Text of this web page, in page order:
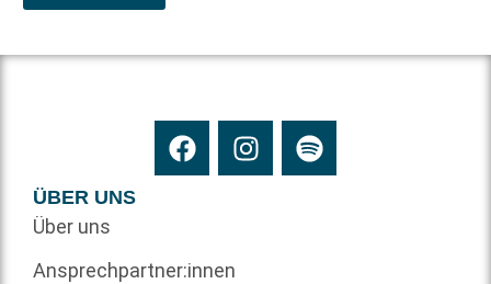
ÜBER UNS
Über uns
Ansprechpartner:innen